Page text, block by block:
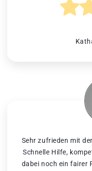
Sehr zufrieden mit
Schnelle Hilfe,
dabei noch ein fairer